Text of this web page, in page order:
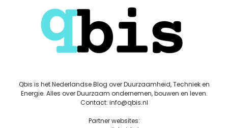
Qbis is het Nederlandse Blog over Duurzaamheid, Techniek en
Energie. Alles over Duurzaam ondernemen, bouwen en leven.
Contact: info@qbis.nl
Partner websites: